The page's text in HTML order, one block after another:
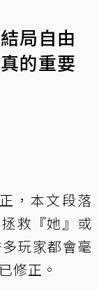
局自由
的重要
，本文段落
救『她』或
玩家都會毫
修正。